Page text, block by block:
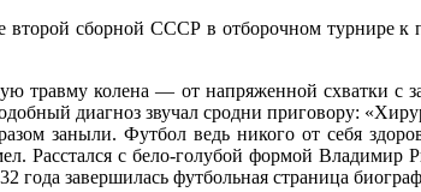
сборной СССР в отборочном турнире к
травму колена — от напряженной схватки
диагноз звучал сродни приговору:
заныли. Футбол ведь никого от себя
Расстался с бело-голубой формой Владимир
года завершилась футбольная страница